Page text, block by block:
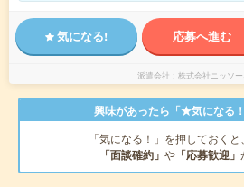
気になる! 応募へ進む
派遣会社 株式会社ニッソー
興味があったら「★気になる
「気になる！」を押しておく
「面談確約」 や 「応募歓迎」